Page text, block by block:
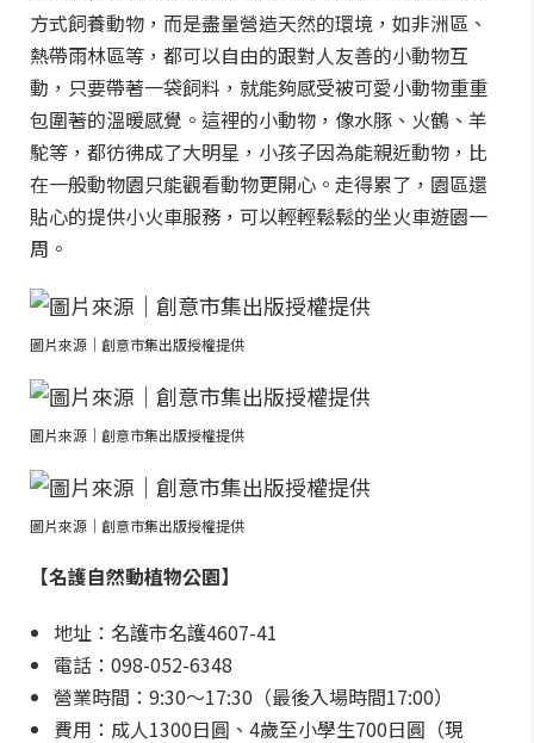
方式飼養動物，而是盡量營造天然的環境，如非洲區、
熱帶雨林區等，都可以自由的跟對人友善的小動物互
動，只要帶著一袋飼料，就能夠感受被可愛小動物重重
包圍著的溫暖感覺。這裡的小動物，像水豚、火鶴、羊
駝等，都彷彿成了大明星，小孩子因為能親近動物，比
在一般動物園只能觀看動物更開心。走得累了，園區還
貼心的提供小火車服務，可以輕輕鬆鬆的坐火車遊園一
周。
圖片來源｜創意市集出版授權提供
圖片來源｜創意市集出版授權提供
圖片來源｜創意市集出版授權提供
【名護自然動植物公園】
地址：名護市名護4607-41
電話：098-052-6348
營業時間：9:30～17:30（最後入場時間17:00）
費用：成人1300日圓、4歲至小學生700日圓（現